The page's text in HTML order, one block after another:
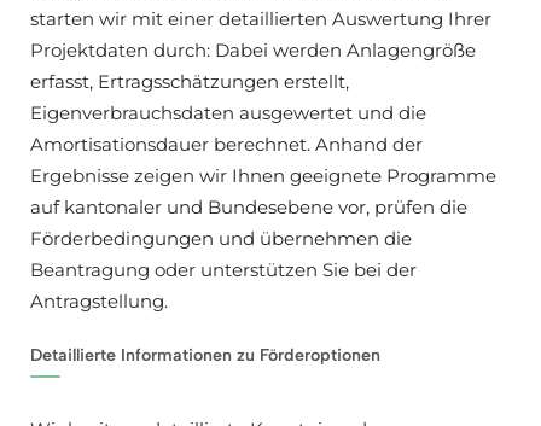
starten wir mit einer detaillierten Auswertung Ihrer
Projektdaten durch: Dabei werden Anlagengröße
erfasst, Ertragsschätzungen erstellt,
Eigenverbrauchsdaten ausgewertet und die
Amortisationsdauer berechnet. Anhand der
Ergebnisse zeigen wir Ihnen geeignete Programme
auf kantonaler und Bundesebene vor, prüfen die
Förderbedingungen und übernehmen die
Beantragung oder unterstützen Sie bei der
Antragstellung.
Detaillierte Informationen zu Förderoptionen